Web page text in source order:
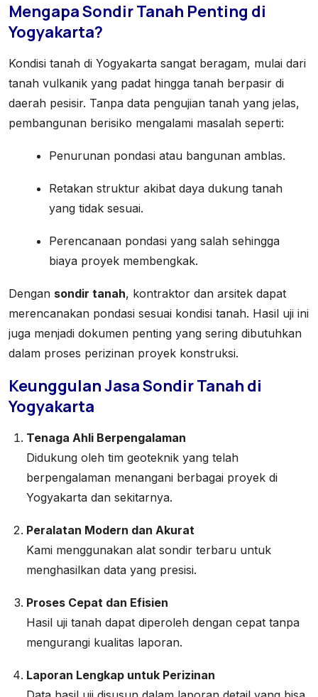
Mengapa Sondir Tanah Penting di
Yogyakarta?
Kondisi tanah di Yogyakarta sangat beragam, mulai dari
tanah vulkanik yang padat hingga tanah berpasir di
daerah pesisir. Tanpa data pengujian tanah yang jelas,
pembangunan berisiko mengalami masalah seperti:
Penurunan pondasi atau bangunan amblas.
Retakan struktur akibat daya dukung tanah
yang tidak sesuai.
Perencanaan pondasi yang salah sehingga
biaya proyek membengkak.
Dengan sondir tanah, kontraktor dan arsitek dapat
merencanakan pondasi sesuai kondisi tanah. Hasil uji ini
juga menjadi dokumen penting yang sering dibutuhkan
dalam proses perizinan proyek konstruksi.
Keunggulan Jasa Sondir Tanah di
Yogyakarta
Tenaga Ahli Berpengalaman
Didukung oleh tim geoteknik yang telah
berpengalaman menangani berbagai proyek di
Yogyakarta dan sekitarnya.
Peralatan Modern dan Akurat
Kami menggunakan alat sondir terbaru untuk
menghasilkan data yang presisi.
Proses Cepat dan Efisien
Hasil uji tanah dapat diperoleh dengan cepat tanpa
mengurangi kualitas laporan.
Laporan Lengkap untuk Perizinan